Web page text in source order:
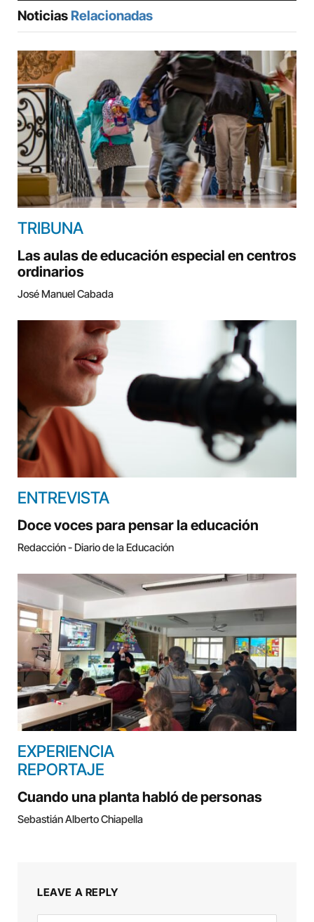
Noticias Relacionadas
TRIBUNA
Las aulas de educación especial en centros
ordinarios
José Manuel Cabada
ENTREVISTA
Doce voces para pensar la educación
Redacción - Diario de la Educación
EXPERIENCIA
REPORTAJE
Cuando una planta habló de personas
Sebastián Alberto Chiapella
LEAVE A REPLY